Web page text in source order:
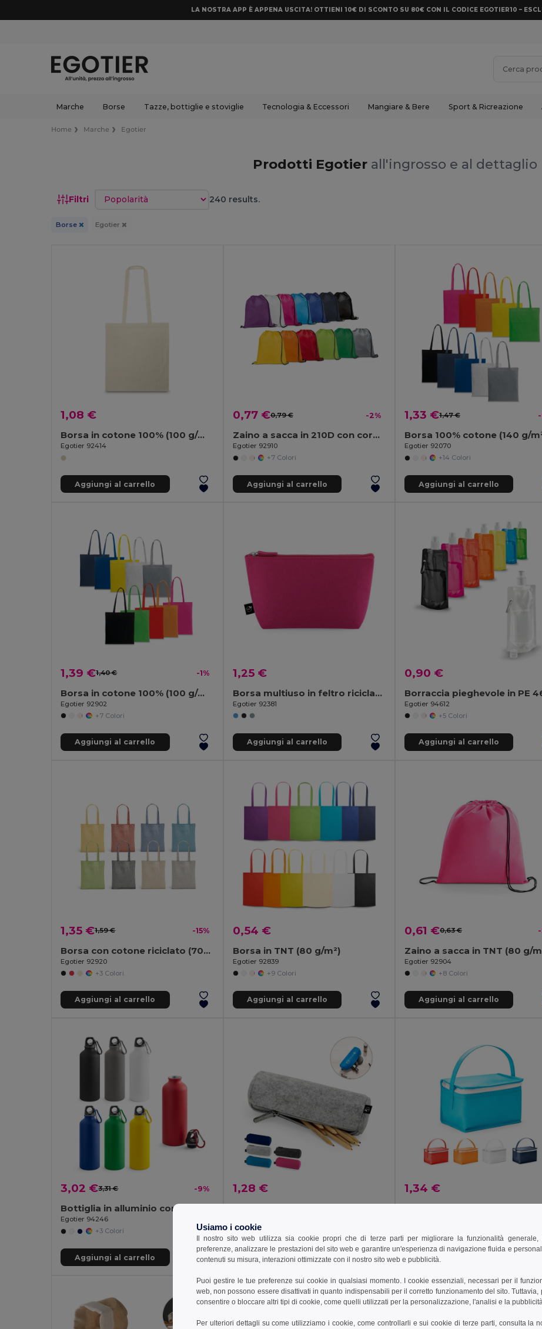
LA NOSTRA APP È APPENA USCITA! OTTIENI 10€ DI SCONTO SU 80€ CON IL CODICE EGOTIER10 –
Marche Borse Tazze, bottiglie e stoviglie Tecnologia & Eccessori Mangiare & Bere Sport & Ricreazione
Home Marche Egotier
Prodotti Egotier all'ingrosso e al dettaglio
Filtri Ordina per 240 results.
Borse Egotier
1,08 €
Borsa in cotone 100% (100 g/m²)
Egotier 92414
Aggiungi al carrello
0,77 €0,79 € -2%
Zaino a sacca in 210D con cordoncini neri
Egotier 92910
+7 Colori
Aggiungi al carrello
1,33 €1,47 €
Borsa 100% cotone (140 g/
Egotier 92070
+14 Colori
Aggiungi al carrello
1,39 €1,40 € -1%
Borsa in cotone 100% (100 g/m²)
Egotier 92902
+7 Colori
Aggiungi al carrello
1,25 €
Borsa multiuso in feltro riciclato (100% rPET)
Egotier 92381
Aggiungi al carrello
0,90 €
Egotier 94612
+5 Colori
Aggiungi al carrello
1,35 €1,59 € -15%
Borsa con cotone riciclato (70%), poliestere (30% rPET) (140 g/m²)
Egotier 92920
+3 Colori
Aggiungi al carrello
0,54 €
Borsa in TNT (80 g/m²)
Egotier 92839
+9 Colori
Aggiungi al carrello
0,61 €0,63 €
Zaino a sacca in TNT (80 g/
Egotier 92904
+8 Colori
Aggiungi al carrello
3,02 €3,31 € -9%
Egotier 94246
+3 Colori
Aggiungi al carrello
1,28 €
Aggiungi al carrello
1,34 €
Aggiungi al carrello
Usiamo i cookie
Il nostro sito web utilizza sia cookie propri che di terze parti per migliorare la funzionalità generale,
preferenze, analizzare le prestazioni del sito web e garantire un'esperienza di navigazione fluida e
contenuti su misura, interazioni ottimizzate con il nostro sito web e pubblicità.
Puoi gestire le tue preferenze sui cookie in qualsiasi momento. I cookie essenziali, necessari per il
web, non possono essere disattivati in quanto indispensabili per il corretto funzionamento del sito. Tuttavia,
consentire o bloccare altri tipi di cookie, come quelli utilizzati per la personalizzazione, l'analisi e la
Per ulteriori dettagli su come utilizziamo i cookie, come controllarli e sui cookie di terze parti, consulta la